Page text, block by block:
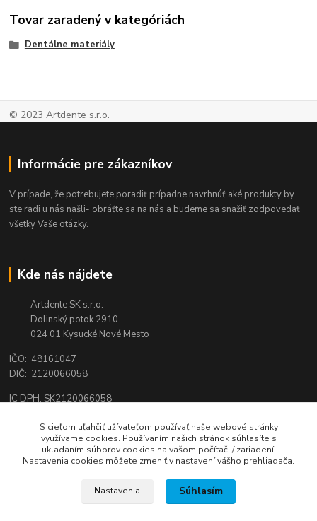
Tovar zaradený v kategóriách
Dentálne materiály
© 2023 Artdente s.r.o.
Informácie pre zákazníkov
V prípade, že potrebujete poradiť prípadne navrhnúť aké produkty by
ste radi u nás našli- obráťte sa na nás a budeme sa snažiť zodpovedať
všetky Vaše otázky.
Kde nás nájdete
Artdente SK s.r.o.
Dolinský potok 2910
024 01 Kysucké Nové Mesto
IČO: 48161047
DIČ: 2120066058
IC DPH: SK2120066058
Tel.:0944 159 650
email:shop@artdente.sk
S cieľom uľahčiť užívateľom používať naše webové stránky
využívame cookies. Používaním našich stránok súhlasíte s
ukladaním súborov cookies na vašom počítači / zariadení.
Nastavenia cookies môžete zmeniť v nastavení vášho prehliadača.
Nastavenia Súhlasím